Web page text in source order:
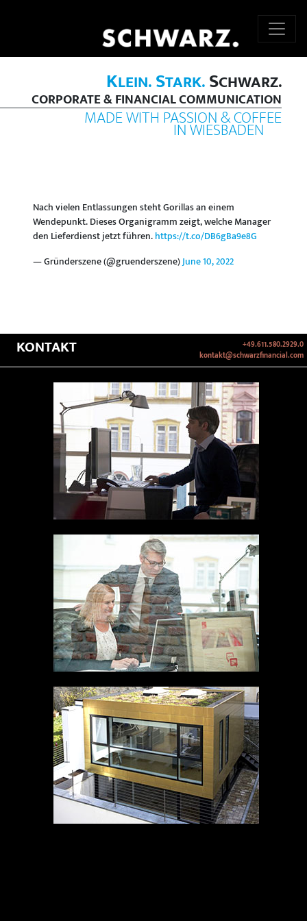
KLEIN.STARK.SCHWARZ.
CORPORATE & FINANCIAL COMMUNICATION
MADE WITH PASSION & COFFEE
IN WIESBADEN
Nach vielen Entlassungen steht Gorillas an einem
Wendepunkt. Dieses Organigramm zeigt, welche Manager
den Lieferdienst jetzt führen.https://t.co/DB6gBa9e8G
— Gründerszene (@gruenderszene)June 10, 2022
KONTAKT
+49.611.580.2929.0
kontakt@schwarzfinancial.com